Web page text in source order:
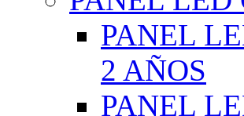
PANEL
2 AÑOS
PANEL